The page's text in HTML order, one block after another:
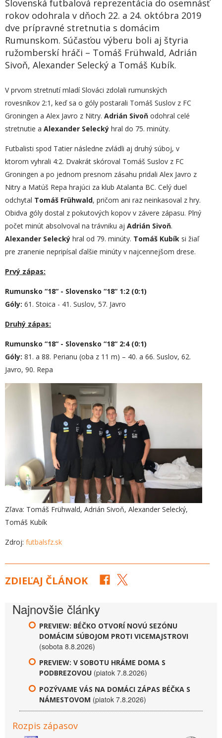
Slovenská futbalová reprezentácia do osemnásť
rokov odohrala v dňoch 22. a 24. októbra 2019
dve prípravné stretnutia s domácim
Rumunskom. Súčasťou výberu boli aj štyria
ružomberskí hráči – Tomáš Frühwald, Adrián
Sivoň, Alexander Selecký a Tomáš Kubík.
V prvom stretnutí mladí Slováci zdolali rumunských
rovesníkov 2:1, keď sa o góly postarali Tomáš Suslov z FC
Groningen a Alex Javro z Nitry. Adrián Sivoň odohral celé
stretnutie a Alexander Selecký hral do 75. minúty.
Futbalisti spod Tatier následne zvládli aj druhý súboj, v
ktorom vyhrali 4:2. Dvakrát skóroval Tomáš Suslov z FC
Groningen a po jednom presnom zásahu pridali Alex Javro z
Nitry a Matúš Repa hrajúci za klub Atalanta BC. Celý duel
odchytal Tomáš Frühwald, pričom ani raz neinkasoval z hry.
Obidva góly dostal z pokutových kopov v závere zápasu. Plný
počet minút absolvoval na trávniku aj Adrián Sivoň.
Alexander Selecký hral od 79. minúty. Tomáš Kubík si žiaľ
pre zranenie nepripísal ďalšie minúty v najcennejšom drese.
Prvý zápas:
Rumunsko “18“ - Slovensko “18“ 1:2 (0:1)
Góly: 61. Stoica - 41. Suslov, 57. Javro
Druhý zápas:
Rumunsko “18“ - Slovensko “18“ 2:4(0:1)
Góly: 81. a 88. Perianu (oba z 11 m) – 40. a 66. Suslov, 62.
Javro, 90. Repa
Zľava: Tomáš Frühwald, Adrián Sivoň, Alexander Selecký,
Tomáš Kubík
Zdroj: futbalsfz.sk
ZDIEĽAJ ČLÁNOK
Najnovšie články
PREVIEW: BÉČKO OTVORÍ NOVÚ SEZÓNU
DOMÁCIM SÚBOJOM PROTI VICEMAJSTROVI
(sobota 8.8.2026)
PREVIEW: V SOBOTU HRÁME DOMA S
PODBREZOVOU (piatok 7.8.2026)
POZÝVAME VÁS NA DOMÁCI ZÁPAS BÉČKA S
NÁMESTOVOM (piatok 7.8.2026)
Rozpis zápasov